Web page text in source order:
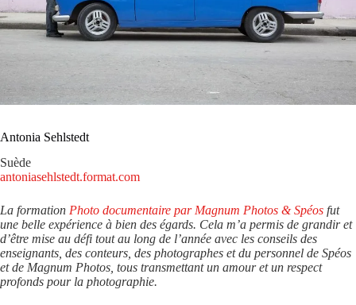
Antonia Sehlstedt
Suède
antoniasehlstedt.format.com
La formation Photo documentaire par Magnum Photos & Spéos fut
une belle expérience à bien des égards. Cela m’a permis de grandir et
d’être mise au défi tout au long de l’année avec les conseils des
enseignants, des conteurs, des photographes et du personnel de Spéos
et de Magnum Photos, tous transmettant un amour et un respect
profonds pour la photographie.